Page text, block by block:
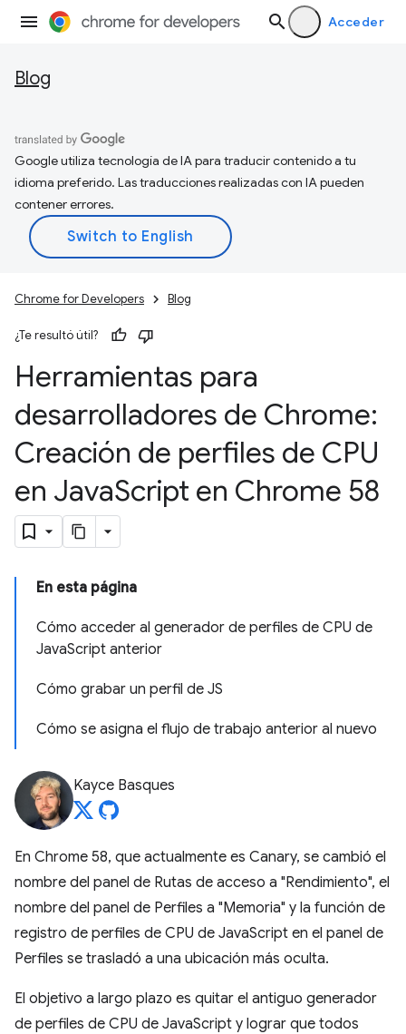
Acceder
Blog
Google utiliza tecnología de IA para traducir contenido a tu
idioma preferido. Las traducciones realizadas con IA pueden
contener errores.
Chrome for Developers Blog
¿Te resultó útil?
Herramientas para
desarrolladores de Chrome:
Creación de perfiles de CPU
en JavaScript en Chrome 58
En esta página
Cómo acceder al generador de perfiles de CPU de
JavaScript anterior
Cómo grabar un perfil de JS
Cómo se asigna el flujo de trabajo anterior al nuevo
Kayce Basques
En Chrome 58, que actualmente es Canary, se cambió el
nombre del panel de Rutas de acceso a "Rendimiento", el
nombre del panel de Perfiles a "Memoria" y la función de
registro de perfiles de CPU de JavaScript en el panel de
Perfiles se trasladó a una ubicación más oculta.
El objetivo a largo plazo es quitar el antiguo generador
de perfiles de CPU de JavaScript y lograr que todos